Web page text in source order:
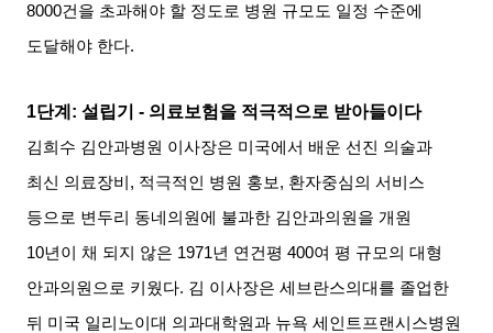
8000건을 초과해야 할 정도로 병원 규모도 일정 수준에
도달해야 한다.
1단계 :설립기 - 의료보험을 적극적으로 받아들이다
김희수 김안과병원 이사장은 미국에서 배운 선진 의술과
최신 의료장비 , 적극적인 병원 홍보, 환자중심의 서비스
등으로 변두리 동네의원에 불과한 김안과의원을 개원
10년이 채 되지 않은 1971년 연건평 400여 평 규모의 대형
안과의원으로 키웠다. 김 이사장은 세브란스의대를 졸업한
뒤 미국 일리노이대 의과대학원과 뉴욕 세인트프랜시스병원